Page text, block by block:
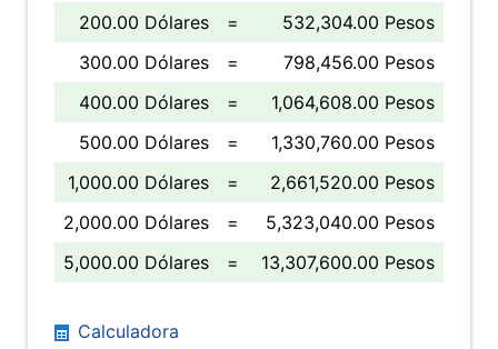
200.00 Dólares
=
532,304.00 Pesos
300.00 Dólares
=
798,456.00 Pesos
400.00 Dólares
=
1,064,608.00 Pesos
500.00 Dólares
=
1,330,760.00 Pesos
1,000.00 Dólares
=
2,661,520.00 Pesos
2,000.00 Dólares
=
5,323,040.00 Pesos
5,000.00 Dólares
= 13,307,600.00 Pesos
Calculadora